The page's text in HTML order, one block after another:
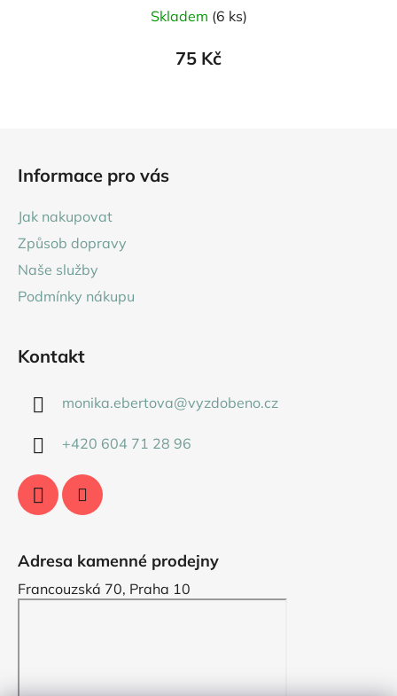
Skladem (6 ks)
75 Kč
Informace pro vás
Jak nakupovat
Způsob dopravy
Naše služby
Podmínky nákupu
Kontakt
monika.ebertova@vyzdobeno.cz
+420 604 71 28 96
Adresa kamenné prodejny
Francouzská 70, Praha 10